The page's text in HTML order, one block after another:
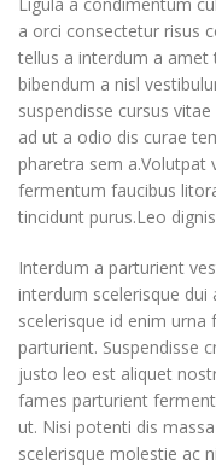
a orci consectetur risus
tellus a interdum a amet
bibendum a nisl
suspendisse cursus
ad ut a odio dis curae
pharetra sem a.Volutpat
fermentum faucibus
tincidunt purus.Leo
Interdum a parturient
interdum scelerisque dui
scelerisque id enim urna
parturient. Suspendisse
justo leo est aliquet
fames parturient
ut. Nisi potenti dis
scelerisque molestie ac